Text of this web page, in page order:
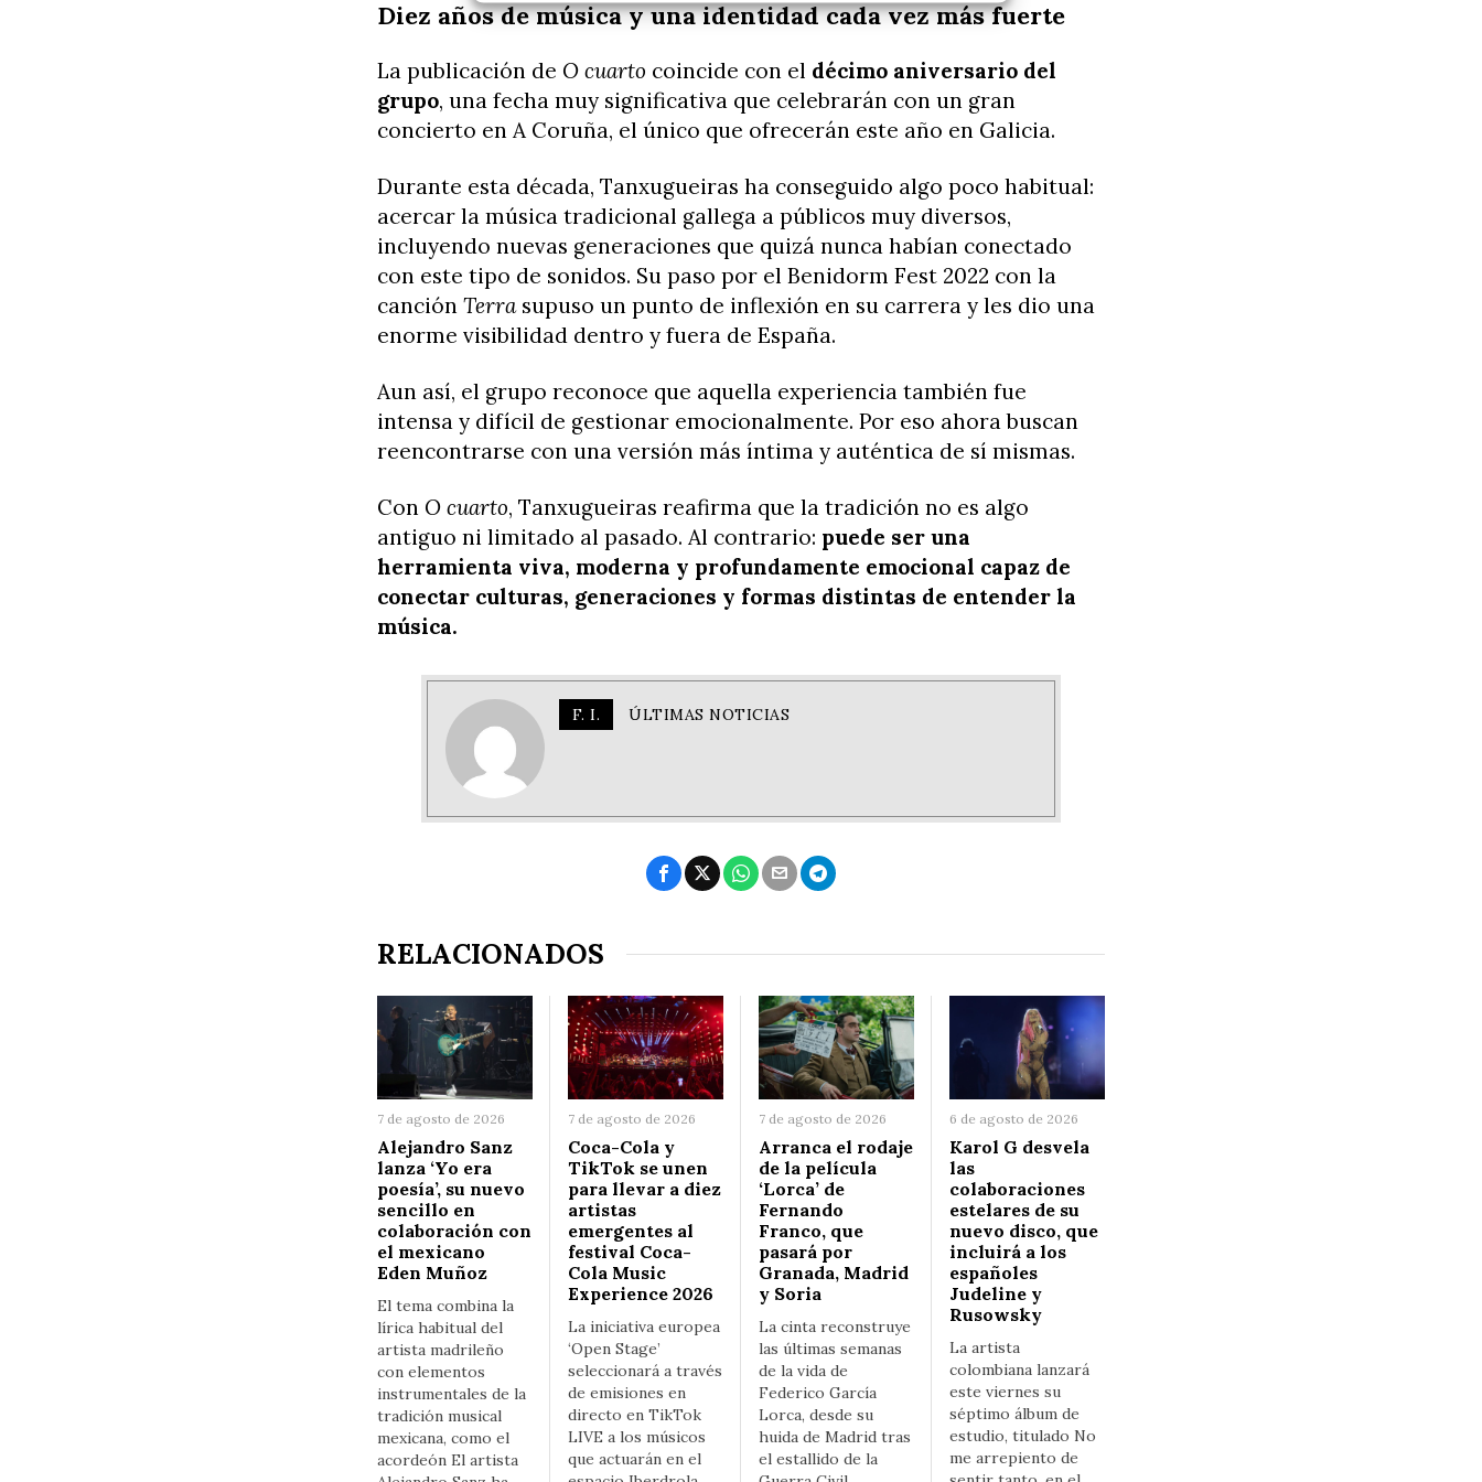
Diez años de música y una identidad cada vez más fuerte
La publicación de O cuarto coincide con el décimo aniversario del
grupo, una fecha muy significativa que celebrarán con un gran
concierto en A Coruña, el único que ofrecerán este año en Galicia.
Durante esta década, Tanxugueiras ha conseguido algo poco habitual:
acercar la música tradicional gallega a públicos muy diversos,
incluyendo nuevas generaciones que quizá nunca habían conectado
con este tipo de sonidos. Su paso por el Benidorm Fest 2022 con la
canción Terrasupuso un punto de inflexión en su carrera y les dio una
enorme visibilidad dentro y fuera de España.
Aun así, el grupo reconoce que aquella experiencia también fue
intensa y difícil de gestionar emocionalmente. Por eso ahora buscan
reencontrarse con una versión más íntima y auténtica de sí mismas.
Con O cuarto, Tanxugueiras reafirma que la tradición no es algo
antiguo ni limitado al pasado. Al contrario: puede ser una
herramienta viva, moderna y profundamente emocional capaz de
conectar culturas, generaciones y formas distintas de entender la
música.
F. I. ÚLTIMAS NOTICIAS
RELACIONADOS
7 de agosto de 2026
Alejandro Sanz
lanza ‘Yo era
poesía’, su nuevo
sencillo en
colaboración con
el mexicano
Eden Muñoz
El tema combina la
lírica habitual del
artista madrileño
con elementos
instrumentales de la
tradición musical
mexicana, como el
acordeón El artista
7 de agosto de 2026
Coca-Cola y
TikTok se unen
para llevar a diez
artistas
emergentes al
festival Coca-
Cola Music
Experience 2026
La iniciativa europea
‘Open Stage’
seleccionará a través
de emisiones en
directo en TikTok
LIVE a los músicos
que actuarán en el
7 de agosto de 2026
Arranca el rodaje
de la película
‘Lorca’ de
Fernando
Franco, que
pasará por
Granada, Madrid
y Soria
La cinta reconstruye
las últimas semanas
de la vida de
Federico García
Lorca, desde su
huida de Madrid tras
el estallido de la
6 de agosto de 2026
Karol G desvela
las
colaboraciones
estelares de su
nuevo disco, que
incluirá a los
españoles
Judeline y
Rusowsky
La artista
colombiana lanzará
este viernes su
séptimo álbum de
estudio, titulado No
me arrepiento de